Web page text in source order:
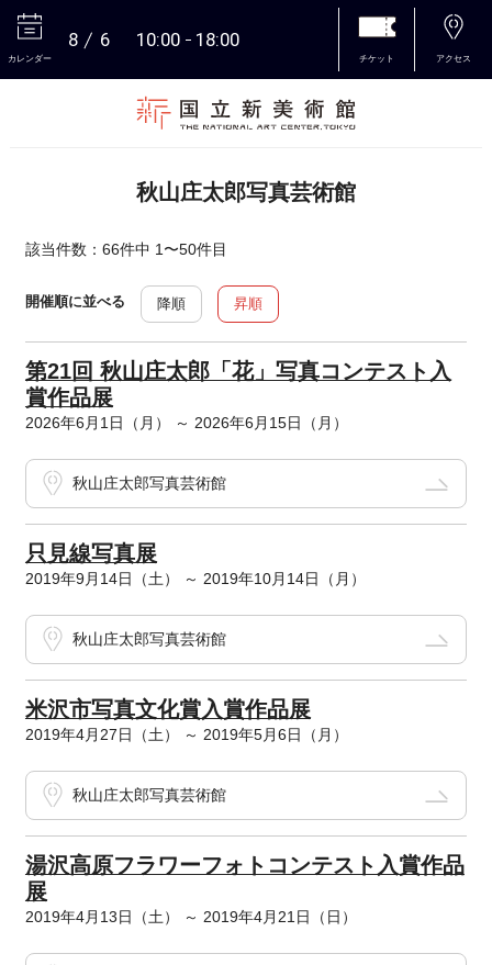
カレンダー
8 6 10:00 18:00
チケット アクセス
秋山庄太郎写真芸術館
該当件数：66件中 1〜50件目
開催順に並べる 降順 昇順
第21回 秋山庄太郎「花」写真コンテスト入
賞作品展
2026年6月1日（月） ～ 2026年6月15日（月）
秋山庄太郎写真芸術館
只見線写真展
2019年9月14日（土） ～ 2019年10月14日（月）
秋山庄太郎写真芸術館
米沢市写真文化賞入賞作品展
2019年4月27日（土） ～ 2019年5月6日（月）
秋山庄太郎写真芸術館
湯沢高原フラワーフォトコンテスト入賞作品
展
2019年4月13日（土） ～ 2019年4月21日（日）